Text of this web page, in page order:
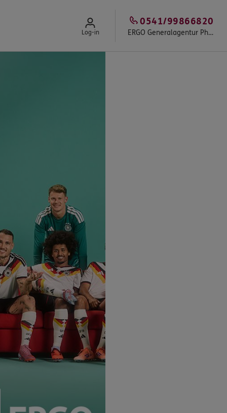
Log-in ERGO Generalagentur Philipp Kompa
0541/99866820